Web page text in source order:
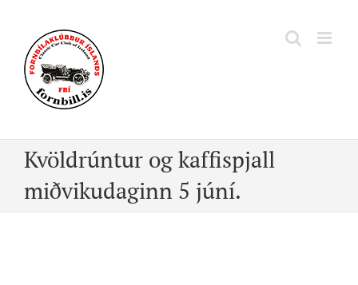
content
Kvöldrúntur og kaffispjall
miðvikudaginn 5 júní.